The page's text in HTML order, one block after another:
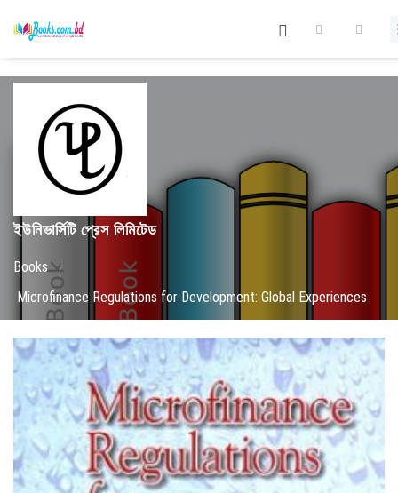
ইউনিভার্সিটি প্রেস লিমিটেড
Books
/
Microfinance Regulations for Development: Global Experiences